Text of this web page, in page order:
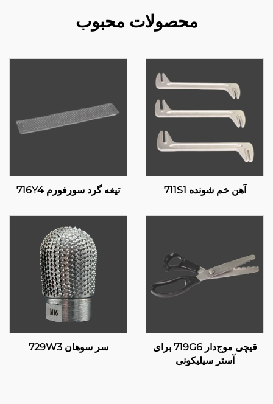
محصولات محبوب
آهن خم شونده 711S1 تیغه گرد سورفورم 716Y4
قیچی موج‌دار 719G6 برای
آستر سیلیکونی
سر سوهان 729W3